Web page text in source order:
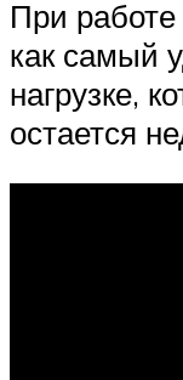
При
как самый
нагрузке,
остается